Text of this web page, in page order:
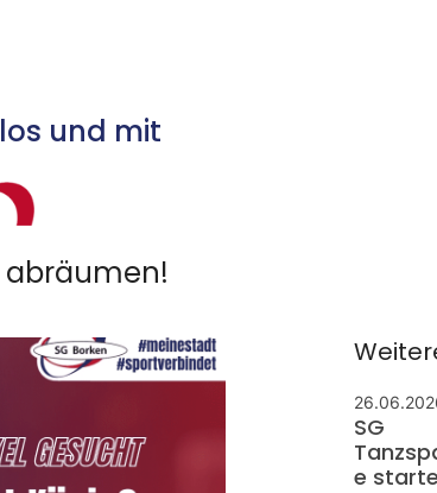
und mit
SG
e
Adresse: Feldmark 5
info@sg-borken.de
In Kontakt treten